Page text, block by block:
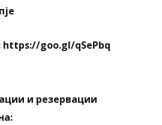
https://goo.gl/qSePbq
и резервации